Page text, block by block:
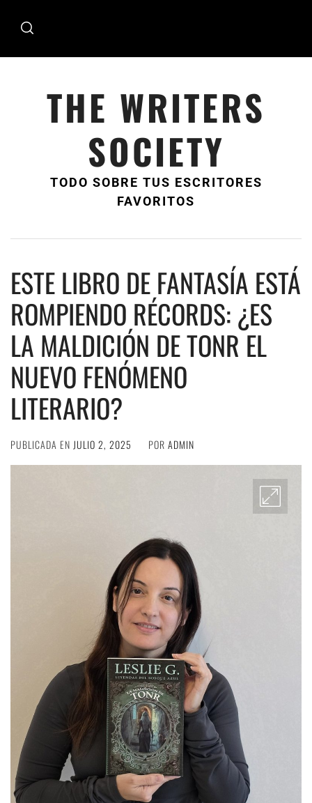
THE WRITERS
SOCIETY
TODO SOBRE TUS ESCRITORES
FAVORITOS
ESTE LIBRO DE FANTASÍA ESTÁ
ROMPIENDO RÉCORDS: ¿ES
LA MALDICIÓN DE TONR EL
NUEVO FENÓMENO
LITERARIO?
PUBLICADA EN JULIO 2, 2025 POR ADMIN